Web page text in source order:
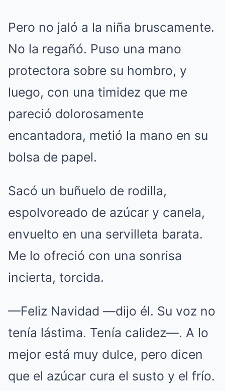
Pero no jaló a la niña bruscamente.
No la regañó. Puso una mano
protectora sobre su hombro, y
luego, con una timidez que me
pareció dolorosamente
encantadora, metió la mano en su
bolsa de papel.
Sacó un buñuelo de rodilla,
espolvoreado de azúcar y canela,
envuelto en una servilleta barata.
Me lo ofreció con una sonrisa
incierta, torcida.
—Feliz Navidad —dijo él. Su voz no
tenía lástima. Tenía calidez—. A lo
mejor está muy dulce, pero dicen
que el azúcar cura el susto y el frío.